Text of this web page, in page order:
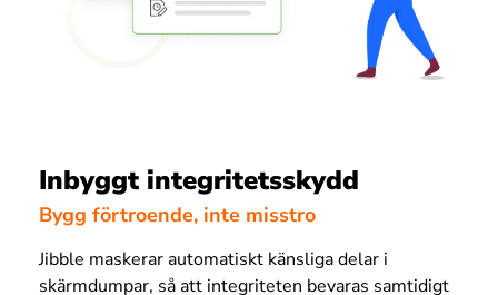
Inbyggt integritetsskydd
Bygg förtroende, inte misstro
Jibble maskerar automatiskt känsliga delar i
skärmdumpar, så att integriteten bevaras samtidigt